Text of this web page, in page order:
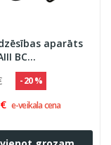
aparāts
BC
- 20 %
e-veikala cena